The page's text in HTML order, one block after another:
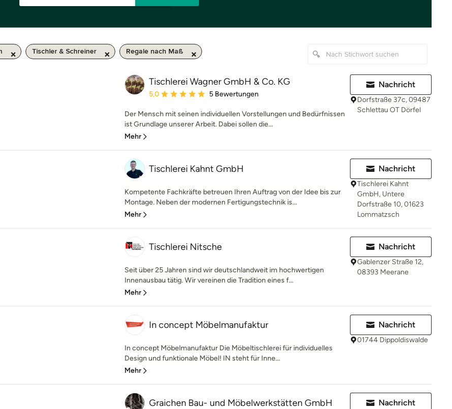
Tischler & Schreiner Regale nach Maß
Tischlerei Wagner GmbH & Co. KG
Durchschnittliche Bewertung: 5 von 5 Sternen
5,0 5 Bewertungen
Der Mensch mit seinen individuellen Vorstellungen und Bedürfnissen
ist Grundlage unserer Arbeit. Dabei sollen die...
Mehr
Nachricht
Dorfstraße 37c, 09487
Schlettau OT Dörfel
Tischlerei Kahnt GmbH
Kompetente Fachkräfte betreuen Ihren Auftrag von der Idee bis zur
Montage. Neben der modernen Fertigungstechnik is...
Mehr
Nachricht
Tischlerei Kahnt
GmbH, Untere
Dorfstraße 10, 01623
Lommatzsch
Tischlerei Nitsche
Seit über 25 Jahren sind wir deutschlandweit im hochwertigen
Innenausbau tätig. Wir vereinen die Tradition eines f...
Mehr
Nachricht
Gablenzer Straße 12,
08393 Meerane
In concept Möbelmanufaktur
In concept Möbelmanufaktur Die Möbeltischlerei für individuelles
Design und funktionale Möbel! IN steht für Inne...
Mehr
Nachricht
01744 Dippoldiswalde
Graichen Bau- und Möbelwerkstätten GmbH Nachricht